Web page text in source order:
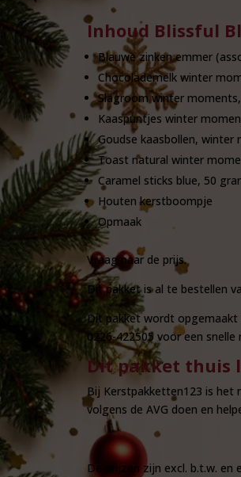
Inhoud Blissful
Blauwe zinken emmer
Chocolademelk winter
Slagroom winter
Kaaspuntjes winter
Goudse kaasbollen, winter
Toast natural winter
Caramel sticks blue, 50
Houten kerstboompje
Opmaak
Vraag naar de prijs.
Dit pakket is al te bestellen
Dit pakket wordt opgemaakt
0226-422505 voor een
Dit pakket thuis
Bij Kerstpakketten123 is het
volgens de AVG doen en
De prijzen zijn excl. b.t.w. en